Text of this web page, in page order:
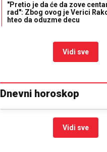
"Pretio je da će da zove
rad": Zbog ovog je Verici
hteo da oduzme decu
Vidi sve
Dnevni horoskop
Vidi sve